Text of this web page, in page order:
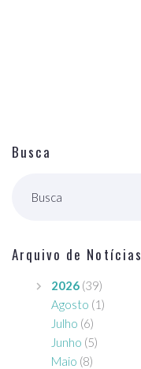
Busca
Busca
Arquivo de Notícias
2026 (39)
Agosto (1)
Julho (6)
Junho (5)
Maio (8)